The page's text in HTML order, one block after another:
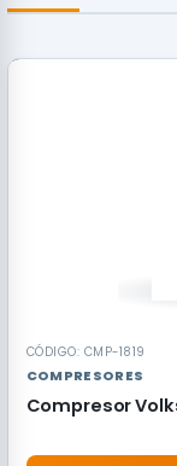
CÓDIGO: CMP-1819
COMPRESORES
Compresor